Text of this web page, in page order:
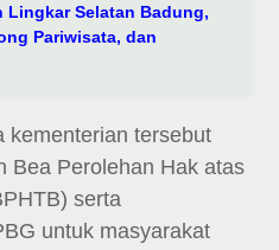
Selatan Badung,
Pariwisata, dan
kementerian tersebut
Bea Perolehan Hak atas
serta
untuk masyarakat